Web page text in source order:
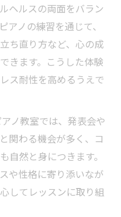
ヘルスの両面をバラン
ノの練習を通じて、
ち直り方など、心の成
きます。こうした体験
ス耐性を高めるうえで
ノ教室では、発表会や
関わる機会が多く、コ
自然と身につきます。
や性格に寄り添いなが
してレッスンに取り組